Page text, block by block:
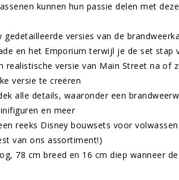
kunnen hun passie delen met
gedetailleerde versies van de
en het Emporium terwijl je de set stap
realistische versie van Main Street na of
versie te creëren
alle details, waaronder een
en meer
reeks Disney bouwsets voor
van ons assortiment!)
78 cm breed en 16 cm diep wanneer